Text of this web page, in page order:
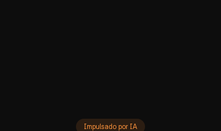
Impulsado por IA